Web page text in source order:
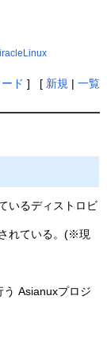
ド ] [ 新規 | 一覧
いるディストロビ
れている。(※現
Asianuxプロジ